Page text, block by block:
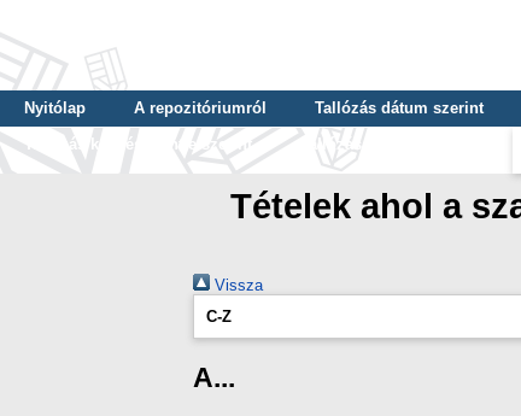
Nyitólap A repozitóriumról Tallózás dátum szerint
Tallózás képzés szintje szerint
Tallózás kulcsszó szerint
Tételek ahol a
Vissza
C-Z
A...